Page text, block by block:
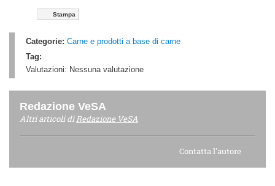
Stampa
Categorie: Carne e prodotti a base di carne
Tag:
Valutazioni: Nessuna valutazione
Redazione VeSA
Altri articoli diRedazione VeSA
Contatta l'autore